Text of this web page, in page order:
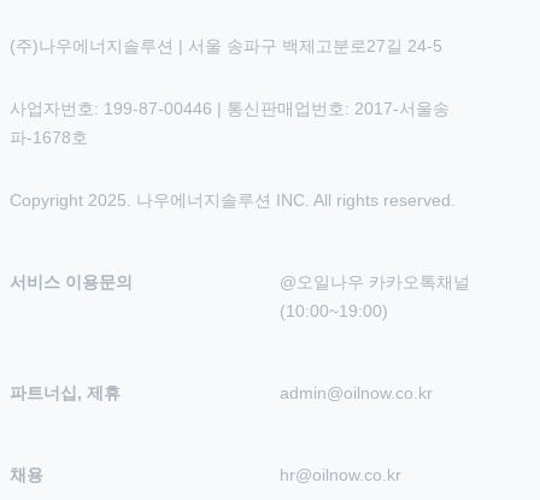
(주)나우에너지솔루션 | 서울 송파구 백제고분로27길 24-5
사업자번호: 199-87-00446 | 통신판매업번호: 2017-서울송
파-1678호
Copyright 2025. 나우에너지솔루션 INC. All rights reserved.
서비스 이용문의
@오일나우 카카오톡채널
(10:00~19:00)
파트너십, 제휴 admin@oilnow.co.kr
채용 hr@oilnow.co.kr